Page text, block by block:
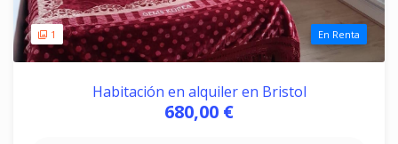
1 En Renta
Habitación en alquiler en Bristol
680,00 €